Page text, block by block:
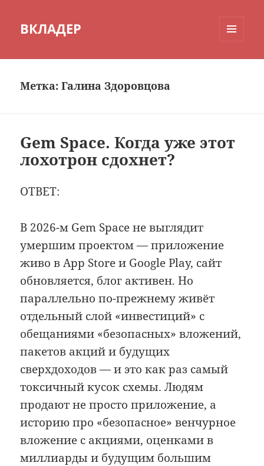
ВКЛАДЕР
Метка:Галина Здоровцова
Gem Space. Когда уже этот
лохотрон сдохнет?
ОТВЕТ:
В 2026-м Gem Space не выглядит
умершим проектом — приложение
живо в App Store и Google Play, сайт
обновляется, блог активен. Но
параллельно по-прежнему живёт
отдельный слой «инвестиций» с
обещаниями «безопасных» вложений,
пакетов акций и будущих
сверхдоходов — и это как раз самый
токсичный кусок схемы. Людям
продают не просто приложение, а
историю про «безопасное» венчурное
вложение с акциями, оценками в
миллиарды и будущим большим